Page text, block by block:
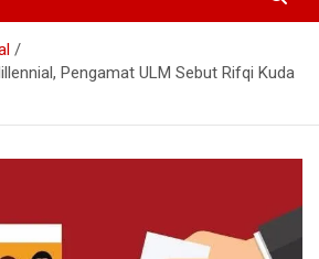
Pengamat ULM Sebut Rifqi Kuda